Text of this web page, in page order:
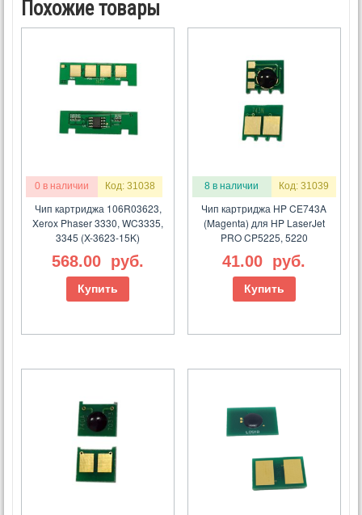
Похожие товары
0 в наличии Код: 31038
Чип картриджа 106R03623,
Xerox Phaser 3330, WC3335,
3345 (X-3623-15K)
568.00 руб.
Купить
8 в наличии Код: 31039
Чип картриджа HP CE743A
(Magenta) для HP LaserJet
PRO CP5225, 5220
41.00 руб.
Купить